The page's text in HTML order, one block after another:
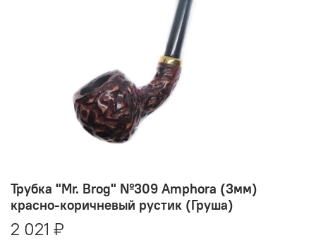
Трубка "Mr. Brog" №309 Amphora (3мм)
красно-коричневый рустик (Груша)
2 021 ₽